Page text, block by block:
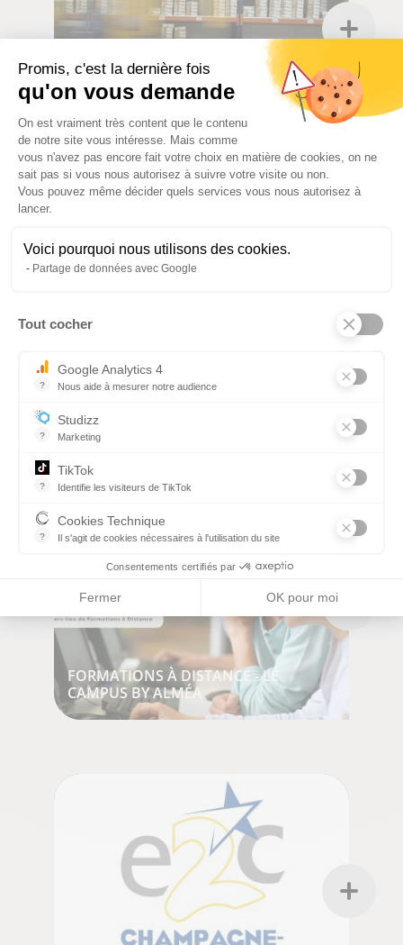
Promis, c'est la dernière fois
qu'on vous demande
Plateforme de Gestion du
On est vraiment très content que le contenu
de notre site vous intéresse. Mais comme
vous n'avez pas encore fait votre choix en matière de cookies, on ne
sait pas si vous nous autorisez à suivre votre visite ou non.
Vous pouvez même décider quels services vous nous autorisez à
lancer.
Voici pourquoi nous utilisons des cookies.
Partage de données avec Google
Tout cocher
?
Google Analytics 4
Nous aide à mesurer notre audience
?
Studizz
Marketing
?
TikTok
Identifie les visiteurs de TikTok
?
Cookies Technique
Il s'agit de cookies nécessaires à l'utilisation du site
Consentements certifiés par
Fermer OK pour moi
FORMATIONS EN LOGISTIQUE
FORMATIONS SÉCURITÉ ET
FORMATIONS À DISTANCE - LE
CAMPUS BY ALMÉA